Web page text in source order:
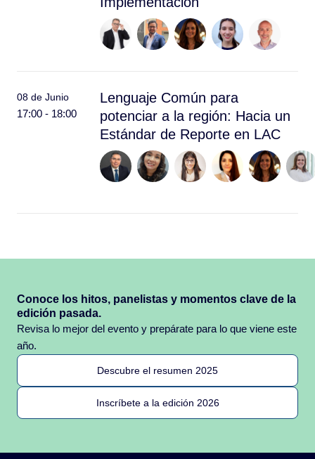
08 de Junio
17:00 - 18:00
Lenguaje Común para
potenciar a la región: Hacia un
Estándar de Reporte en LAC
Conoce los hitos, panelistas y momentos clave de la
edición pasada.
Revisa lo mejor del evento y prepárate para lo que viene este
año.
Descubre el resumen 2025
Inscríbete a la edición 2026